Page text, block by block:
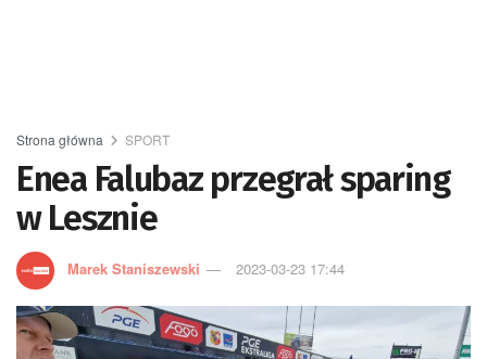
Strona główna SPORT
Enea Falubaz przegrał sparing
w Lesznie
Marek Staniszewski 2023-03-23 17:44